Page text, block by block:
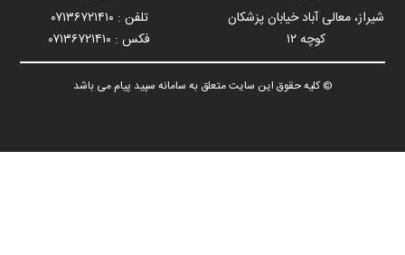
شیراز، معالی آباد خیابان پزشکان
کوچه ۱۲
تلفن : ۰۷۱۳۶۷۲۱۴۱۰
فکس : ۰۷۱۳۶۷۲۱۴۱۰
© کلیه حقوق این سایت متعلق به سامانه سپید پیام می باشد